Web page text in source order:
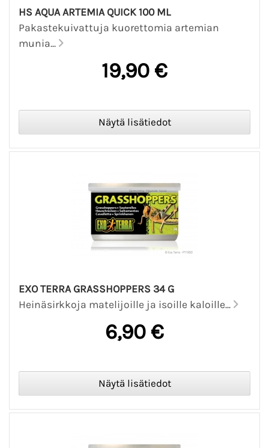
HS AQUA ARTEMIA QUICK 100 ML
Pakastekuivattuja kuorettomia artemian
munia...
19,90 €
EXO TERRA GRASSHOPPERS 34 G
Heinäsirkkoja matelijoille ja isoille kaloille...
6,90 €